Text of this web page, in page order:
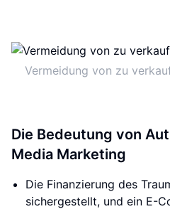
Vermeidung von zu
Die Bedeutung von
Media Marketing
Die Finanzierung des
sichergestellt, und ein E-